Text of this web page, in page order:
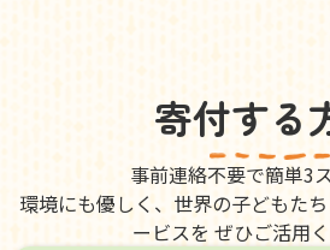
寄付する
事前連絡不要で簡単3
環境にも優しく、世界の子どもた
ービスを ぜひご活用く